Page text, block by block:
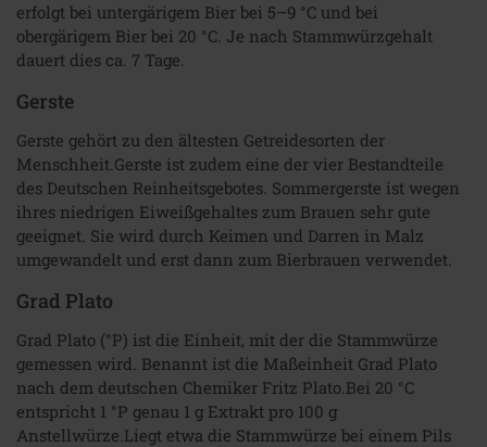
erfolgt bei untergärigem Bier bei 5–9 °C und bei
obergärigem Bier bei 20 °C. Je nach Stammwürzgehalt
dauert dies ca. 7 Tage.
Gerste
Gerste gehört zu den ältesten Getreidesorten der
Menschheit.Gerste ist zudem eine der vier Bestandteile
des Deutschen Reinheitsgebotes. Sommergerste ist wegen
ihres niedrigen Eiweißgehaltes zum Brauen sehr gute
geeignet. Sie wird durch Keimen und Darren in Malz
umgewandelt und erst dann zum Bierbrauen verwendet.
Grad Plato
Grad Plato (°P) ist die Einheit, mit der die Stammwürze
gemessen wird. Benannt ist die Maßeinheit Grad Plato
nach dem deutschen Chemiker Fritz Plato.Bei 20 °C
entspricht 1 °P genau 1 g Extrakt pro 100 g
Anstellwürze.Liegt etwa die Stammwürze bei einem Pils